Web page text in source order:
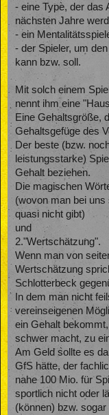
- eine Type, der das
nächsten Jahre
- ein
- der Spieler, um
kann bzw. soll.
Mit solch einem
nennt ihm eine
Eine Gehaltsgröße,
Gehaltsgefüge des
Der beste (bzw.
leistungsstarke)
Gehalt beziehen.
Die magischen
(wovon man bei
quasi nicht gibt)
und
2."Wertschätzung".
Wenn man von
Wertschätzung
Schlotterbeck
In dem man nicht
vereinseigenen
ein Gehalt
schwer macht, zu
Am Geld sollte es
GfS hätte, der
nahe 100 Mio. für
sportlich nicht oder
(können) bzw.